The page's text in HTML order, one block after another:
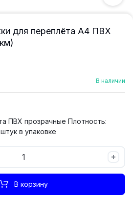
для переплёта А4 ПВХ
В наличии
Плотность:
А4 100 штук в упаковке
В корзину